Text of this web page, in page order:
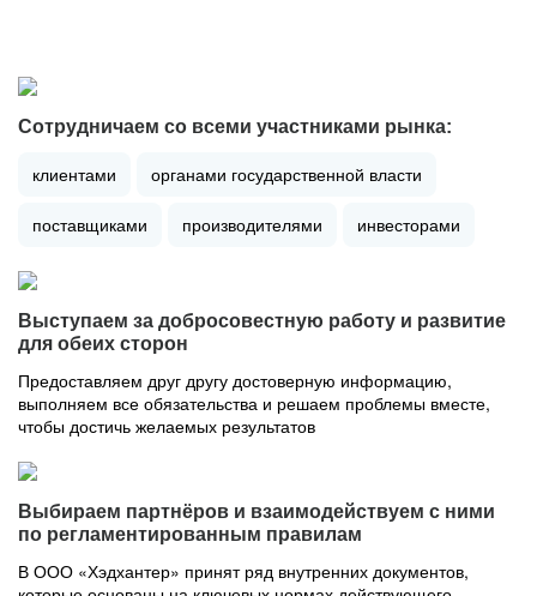
Сотрудничаем со всеми участниками рынка:
клиентами органами государственной власти
поставщиками производителями инвесторами
Выступаем за добросовестную работу и развитие
для обеих сторон
Предоставляем друг другу достоверную информацию,
выполняем все обязательства и решаем проблемы вместе,
чтобы достичь желаемых результатов
Выбираем партнёров и взаимодействуем с ними
по регламентированным правилам
В ООО «Хэдхантер» принят ряд внутренних документов,